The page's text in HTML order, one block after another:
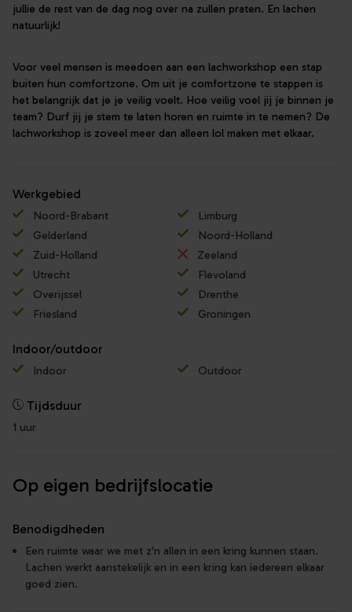
jullie de rest van de dag nog over na zullen praten. En lachen
natuurlijk!
Voor veel mensen is meedoen aan een lachworkshop een stap
buiten hun comfortzone. Om uit je comfortzone te stappen is
het belangrijk dat je je veilig voelt. Hoe veilig voel jij je binnen je
team? Durf jij je stem te laten horen en ruimte in te nemen? De
lachworkshop is zoveel meer dan alleen lol maken met elkaar.
Werkgebied
Noord-Brabant
Limburg
Gelderland
Noord-Holland
Zuid-Holland
Zeeland
Utrecht
Flevoland
Overijssel
Drenthe
Friesland
Groningen
Indoor/outdoor
Indoor Outdoor
Tijdsduur
1 uur
Op eigen bedrijfslocatie
Benodigdheden
Een ruimte waar we met z'n allen in een kring kunnen staan.
Lachen werkt aanstekelijk en in een kring kan iedereen elkaar
goed zien.